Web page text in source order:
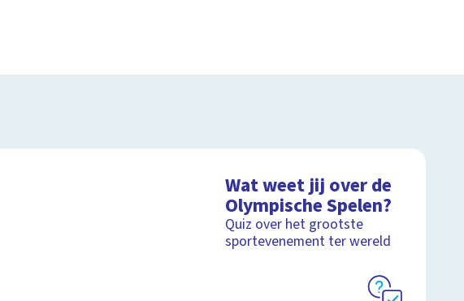
Wat weet jij over de
Olympische Spelen?
Quiz over het grootste
sportevenement ter wereld